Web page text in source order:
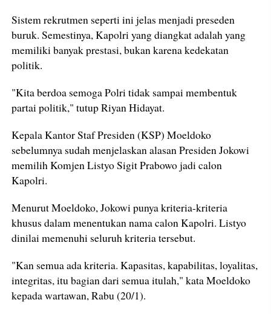
Sistem rekrutmen seperti ini jelas menjadi preseden
buruk. Semestinya, Kapolri yang diangkat adalah yang
memiliki banyak prestasi, bukan karena kedekatan
politik.
"Kita berdoa semoga Polri tidak sampai membentuk
partai politik," tutup Riyan Hidayat.
Kepala Kantor Staf Presiden (KSP) Moeldoko
sebelumnya sudah menjelaskan alasan Presiden Jokowi
memilih Komjen Listyo Sigit Prabowo jadi calon
Kapolri.
Menurut Moeldoko, Jokowi punya kriteria-kriteria
khusus dalam menentukan nama calon Kapolri. Listyo
dinilai memenuhi seluruh kriteria tersebut.
"Kan semua ada kriteria. Kapasitas, kapabilitas, loyalitas,
integritas, itu bagian dari semua itulah," kata Moeldoko
kepada wartawan, Rabu (20/1).